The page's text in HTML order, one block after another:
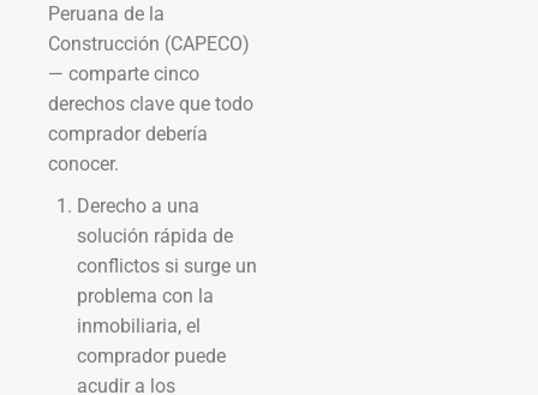
Peruana de la
Construcción (CAPECO)
— comparte cinco
derechos clave que todo
comprador debería
conocer.
Derecho a una
solución rápida de
conflictos si surge un
problema con la
inmobiliaria, el
comprador puede
acudir a los